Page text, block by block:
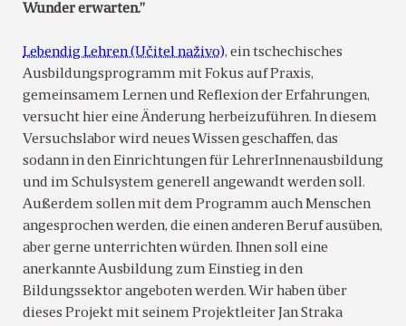
Wunder erwarten.”
Lebendig Lehren (Učitel naživo), ein tschechisches
Ausbildungsprogramm mit Fokus auf Praxis,
gemeinsamem Lernen und Reflexion der Erfahrungen,
versucht hier eine Änderung herbeizuführen. In diesem
Versuchslabor wird neues Wissen geschaffen, das
sodann in den Einrichtungen für LehrerInnenausbildung
und im Schulsystem generell angewandt werden soll.
Außerdem sollen mit dem Programm auch Menschen
angesprochen werden, die einen anderen Beruf ausüben,
aber gerne unterrichten würden. Ihnen soll eine
anerkannte Ausbildung zum Einstieg in den
Bildungssektor angeboten werden. Wir haben über
dieses Projekt mit seinem Projektleiter Jan Straka